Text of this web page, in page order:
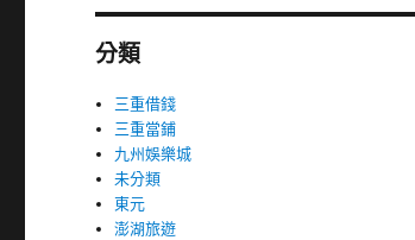
分類
三重借錢
三重當鋪
九州娛樂城
未分類
東元
澎湖旅遊